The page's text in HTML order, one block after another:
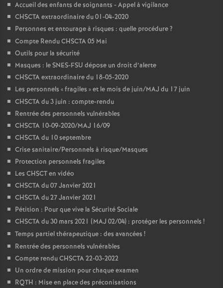
Accueil des enfants de soignants - Appel à vigilance
CHSCTA extraordinaire du 01-04-2020
Personnes et entourage à risques : quelle procédure?
Compte Rendu CHSCTA 05 Mai
Outils pour la sécurité
Masques : le SNES-FSU dépose un droit d’alerte
CHSCTA extraordinaire du 18-05-2020
Les personnels «fragiles » et le mois de juin/MAJ du 17 juin
CHSCTA du 3 juin : compte-rendu
Rentrée des personnels vulnérables
CHSCTA 10-09-2020/MAJ 16/09
CHSCTA du 10 septembre
Crise sanitaire/Personnels à risque/Masques
Protection personnels fragiles
Les CHSCT en vidéo
CHSCTA du 07 Janvier 2021
CHSCTA du 27 Janvier 2021
Pétition : Pour que vive la Sécurité Sociale
CHSCTA du 30 mars 2021 (MAJ 02/04) : protéger les personnels !
Temps partiel thérapeutique : des avancées !
Rentrée des personnels vulnérables
Compte rendu CHSCTA 22-03-2022
Un ordre de mission pour chaque examen
RQTH : Mise en place des préconisations